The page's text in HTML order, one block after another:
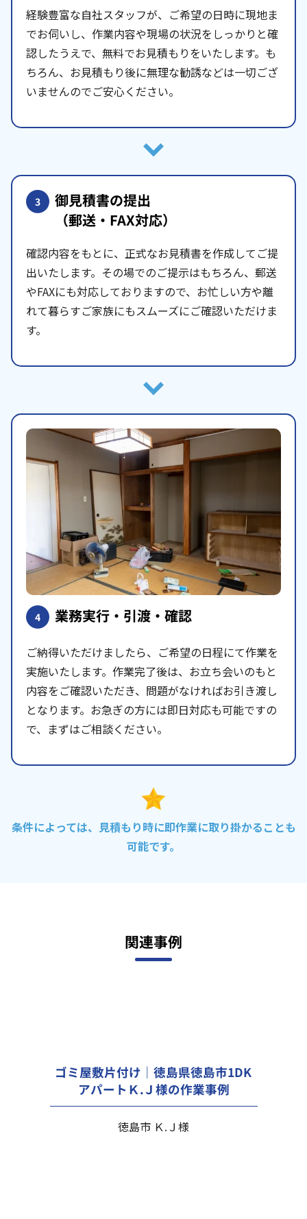
経験豊富な自社スタッフが、ご希望の日時に現地ま
でお伺いし、作業内容や現場の状況をしっかりと確
認したうえで、無料でお見積もりをいたします。も
ちろん、お見積もり後に無理な勧誘などは一切ござ
いませんのでご安心ください。
3 御見積書の提出
（郵送・FAX対応）
確認内容をもとに、正式なお見積書を作成してご提
出いたします。その場でのご提示はもちろん、郵送
やFAXにも対応しておりますので、お忙しい方や離
れて暮らすご家族にもスムーズにご確認いただけま
す。
4 業務実行・引渡・確認
ご納得いただけましたら、ご希望の日程にて作業を
実施いたします。作業完了後は、お立ち会いのもと
内容をご確認いただき、問題がなければお引き渡し
となります。お急ぎの方には即日対応も可能ですの
で、まずはご相談ください。
条件によっては、見積もり時に即作業に取り掛かることも
可能です。
関連事例
ゴミ屋敷片付け｜徳島県徳島市1DK
アパートＫ.Ｊ様の作業事例
徳島市 Ｋ.Ｊ様